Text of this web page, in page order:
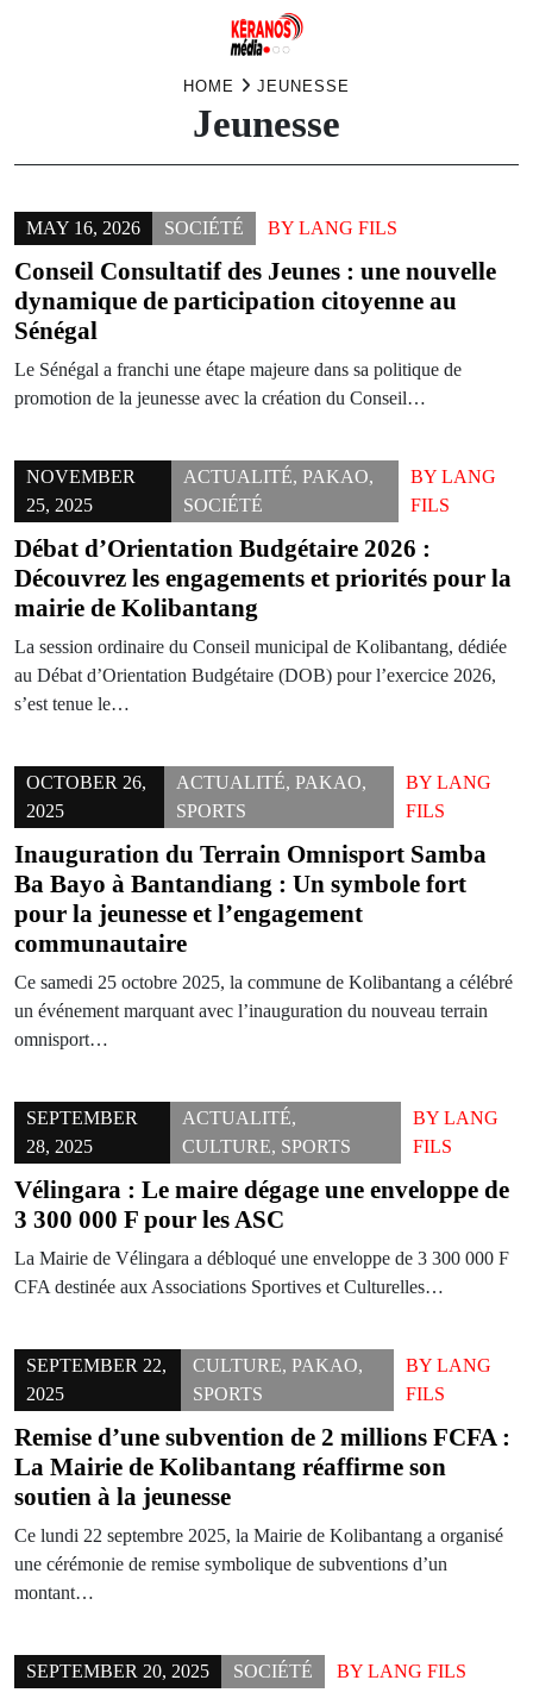
HOME JEUNESSE
Jeunesse
MAY 16, 2026 SOCIÉTÉ BY LANG FILS
Conseil Consultatif des Jeunes : une nouvelle
dynamique de participation citoyenne au
Sénégal
Le Sénégal a franchi une étape majeure dans sa politique de
promotion de la jeunesse avec la création du Conseil…
NOVEMBER
25, 2025
ACTUALITÉ,PAKAO,
SOCIÉTÉ
BYLANG
FILS
Débat d’Orientation Budgétaire 2026 :
Découvrez les engagements et priorités pour la
mairie de Kolibantang
La session ordinaire du Conseil municipal de Kolibantang, dédiée
au Débat d’Orientation Budgétaire (DOB) pour l’exercice 2026,
s’est tenue le…
OCTOBER 26,
2025
ACTUALITÉ,PAKAO,
SPORTS
BYLANG
FILS
Inauguration du Terrain Omnisport Samba
Ba Bayo à Bantandiang : Un symbole fort
pour la jeunesse et l’engagement
communautaire
Ce samedi 25 octobre 2025, la commune de Kolibantang a célébré
un événement marquant avec l’inauguration du nouveau terrain
omnisport…
SEPTEMBER
28, 2025
ACTUALITÉ,
CULTURE, SPORTS
BYLANG
FILS
Vélingara : Le maire dégage une enveloppe de
3 300 000 F pour les ASC
La Mairie de Vélingara a débloqué une enveloppe de 3 300 000 F
CFA destinée aux Associations Sportives et Culturelles…
SEPTEMBER 22,
2025
CULTURE, PAKAO,
SPORTS
BYLANG
FILS
Remise d’une subvention de 2 millions FCFA :
La Mairie de Kolibantang réaffirme son
soutien à la jeunesse
Ce lundi 22 septembre 2025, la Mairie de Kolibantang a organisé
une cérémonie de remise symbolique de subventions d’un
montant…
SEPTEMBER 20, 2025 SOCIÉTÉ BY LANG FILS